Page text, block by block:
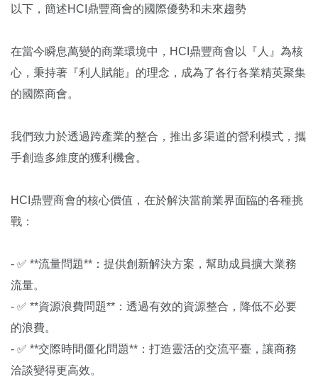
以下，簡述HCI鼎豐商會的國際優勢和未來趨勢
在當今瞬息萬變的商業環境中，HCI鼎豐商會以『人』為核
心，秉持著『利人賦能』的理念，成為了各行各業精英聚集
的國際商會。
我們致力於透過跨產業的整合，推出多渠道的營利模式，攜
手創造多維度的獲利機會。‌
HCI鼎豐商會的核心價值，在於解決當前業界面臨的各種挑
戰：
- ✅ **流量問題**：提供創新解決方案，幫助成員擴大業務
流量。
- ✅ **資源浪費問題**：透過有效的資源整合，降低不必要
的浪費。
- ✅ **交際時間僵化問題**：打造靈活的交流平臺，讓商務
洽談變得更高效。